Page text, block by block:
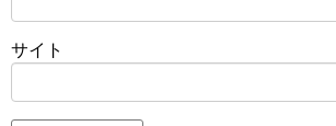
サイト